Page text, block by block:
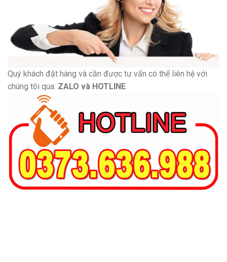
Quý khách đặt hàng và cần được tư vấn có thể liên hệ với
chúng tôi qua: ZALO và HOTLINE